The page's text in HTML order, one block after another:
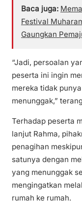
Baca juga:
Festival
Gaungkan
“Jadi, persoalan
peserta ini ingin
mereka tidak
menunggak,”
Terhadap peserta
lanjut Rahma,
penagihan
satunya dengan
yang menunggak
mengingatkan
rumah ke rumah.